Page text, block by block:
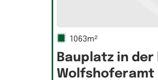
1063m²
Bauplatz in der
Wolfshoferamt